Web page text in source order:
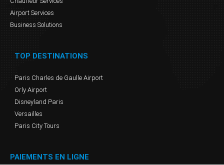
Airport Services
Business Solutions
TOP DESTINATIONS
Paris Charles de Gaulle Airport
Orly Airport
Disneyland Paris
Versailles
Paris City Tours
PAIEMENTS EN LIGNE